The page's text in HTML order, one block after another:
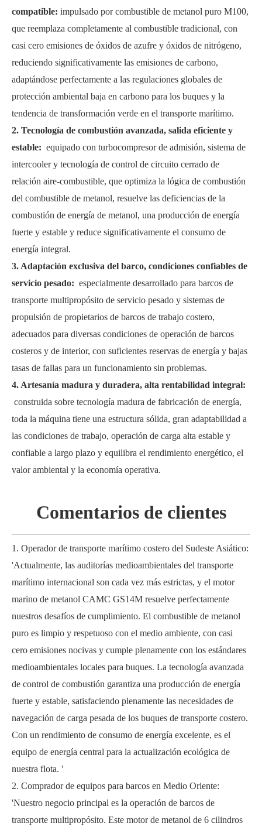
compatible: impulsado por combustible de metanol puro M100,
que reemplaza completamente al combustible tradicional, con
casi cero emisiones de óxidos de azufre y óxidos de nitrógeno,
reduciendo significativamente las emisiones de carbono,
adaptándose perfectamente a las regulaciones globales de
protección ambiental baja en carbono para los buques y la
tendencia de transformación verde en el transporte marítimo.
2. Tecnología de combustión avanzada, salida eficiente y
estable: equipado con turbocompresor de admisión, sistema de
intercooler y tecnología de control de circuito cerrado de
relación aire-combustible, que optimiza la lógica de combustión
del combustible de metanol, resuelve las deficiencias de la
combustión de energía de metanol, una producción de energía
fuerte y estable y reduce significativamente el consumo de
energía integral.
3. Adaptación exclusiva del barco, condiciones confiables de
servicio pesado: especialmente desarrollado para barcos de
transporte multipropósito de servicio pesado y sistemas de
propulsión de propietarios de barcos de trabajo costero,
adecuados para diversas condiciones de operación de barcos
costeros y de interior, con suficientes reservas de energía y bajas
tasas de fallas para un funcionamiento sin problemas.
4. Artesanía madura y duradera, alta rentabilidad integral:
construida sobre tecnología madura de fabricación de energía,
toda la máquina tiene una estructura sólida, gran adaptabilidad a
las condiciones de trabajo, operación de carga alta estable y
confiable a largo plazo y equilibra el rendimiento energético, el
valor ambiental y la economía operativa.
Comentarios de clientes
1. Operador de transporte marítimo costero del Sudeste Asiático:
'Actualmente, las auditorías medioambientales del transporte
marítimo internacional son cada vez más estrictas, y el motor
marino de metanol CAMC GS14M resuelve perfectamente
nuestros desafíos de cumplimiento. El combustible de metanol
puro es limpio y respetuoso con el medio ambiente, con casi
cero emisiones nocivas y cumple plenamente con los estándares
medioambientales locales para buques. La tecnología avanzada
de control de combustión garantiza una producción de energía
fuerte y estable, satisfaciendo plenamente las necesidades de
navegación de carga pesada de los buques de transporte costero.
Con un rendimiento de consumo de energía excelente, es el
equipo de energía central para la actualización ecológica de
nuestra flota. '
2. Comprador de equipos para barcos en Medio Oriente:
'Nuestro negocio principal es la operación de barcos de
transporte multipropósito. Este motor de metanol de 6 cilindros